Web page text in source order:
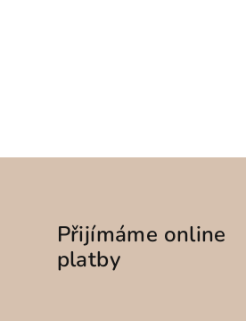
Přijímáme online
platby